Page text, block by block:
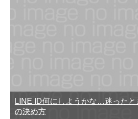
LINE ID何にしようかな…迷ったと
の決め方